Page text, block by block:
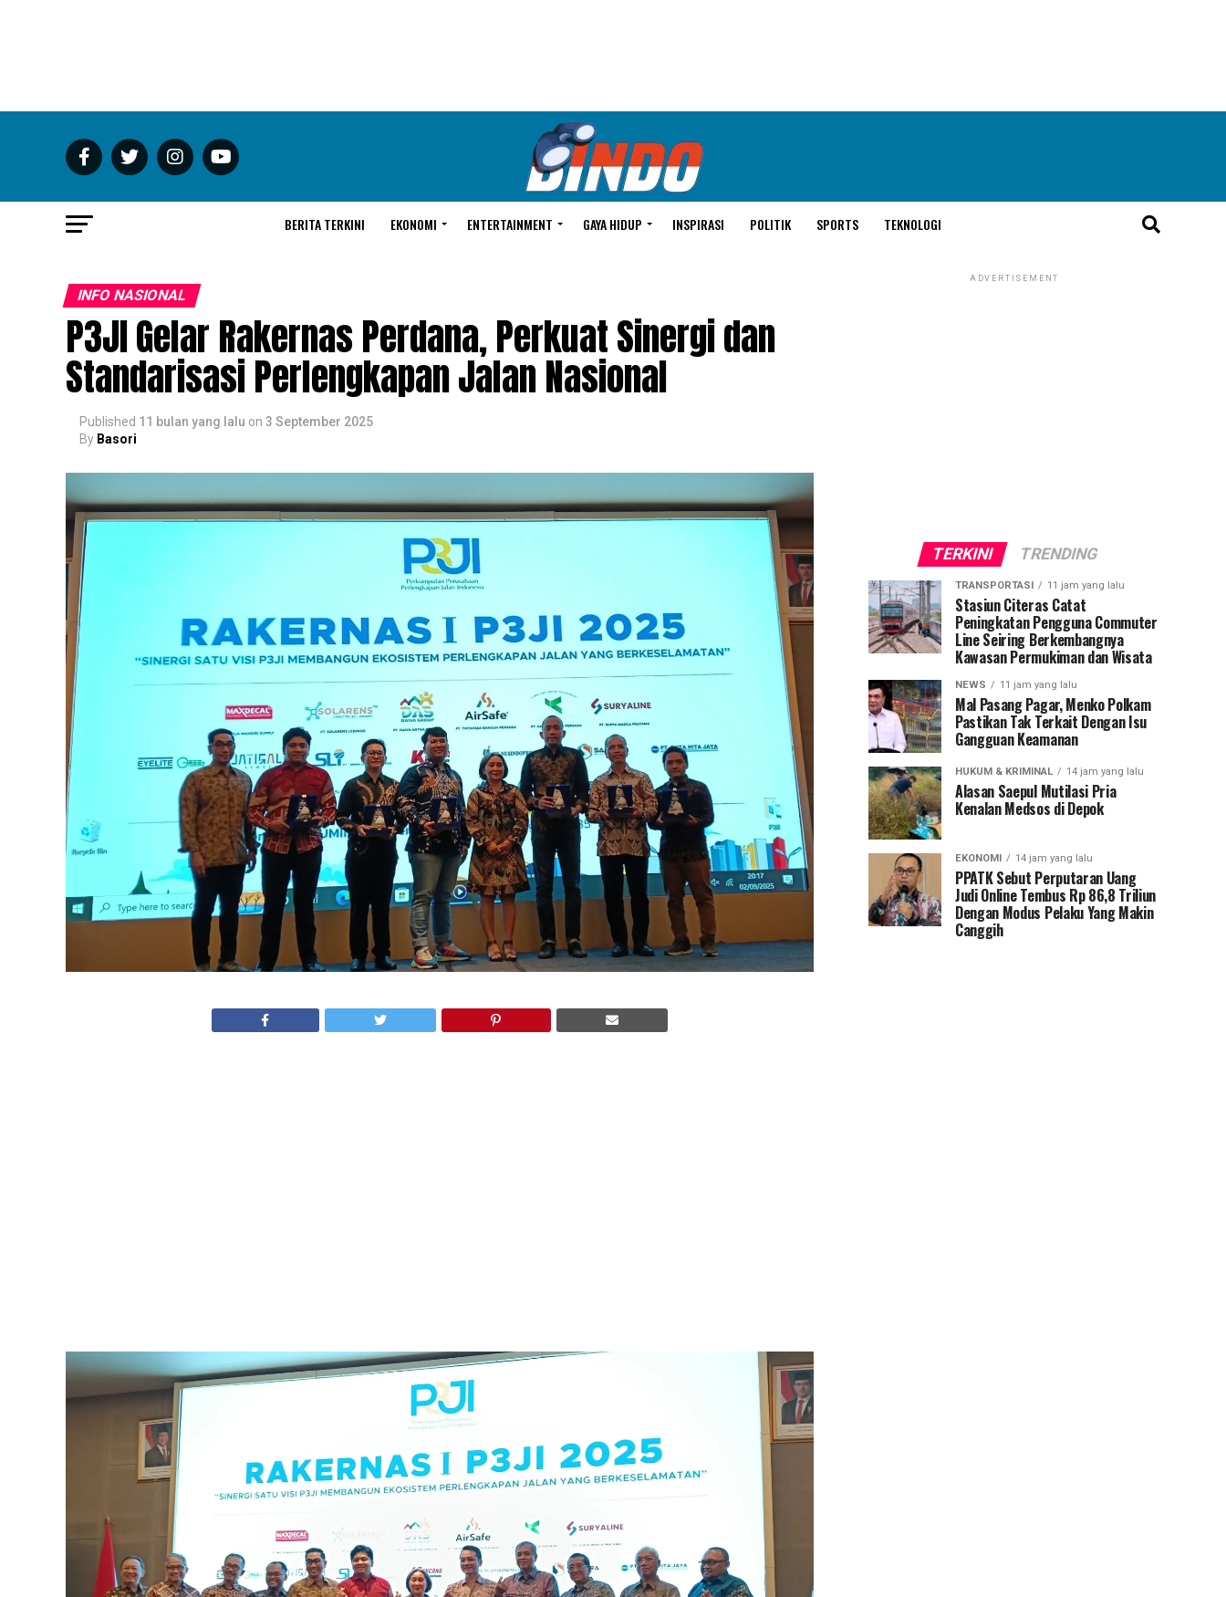
BERITA TERKINI EKONOMI ENTERTAINMENT GAYA HIDUP INSPIRASI POLITIK SPORTS TEKNOLOGI
INFO NASIONAL
P3JI Gelar Rakernas Perdana, Perkuat Sinergi dan
Standarisasi Perlengkapan Jalan Nasional
Published 11 bulan yang lalu on 3 September 2025
By Basori
ADVERTISEMENT
TERKINI TRENDING
TRANSPORTASI 11 jam yang lalu
Stasiun Citeras Catat
Peningkatan Pengguna Commuter
Line Seiring Berkembangnya
Kawasan Permukiman dan Wisata
NEWS 11 jam yang lalu
Mal Pasang Pagar, Menko Polkam
Pastikan Tak Terkait Dengan Isu
Gangguan Keamanan
HUKUM & KRIMINAL 14 jam yang lalu
Alasan Saepul Mutilasi Pria
Kenalan Medsos di Depok
EKONOMI 14 jam yang lalu
PPATK Sebut Perputaran Uang
Judi Online Tembus Rp 86,8 Triliun
Dengan Modus Pelaku Yang Makin
Canggih